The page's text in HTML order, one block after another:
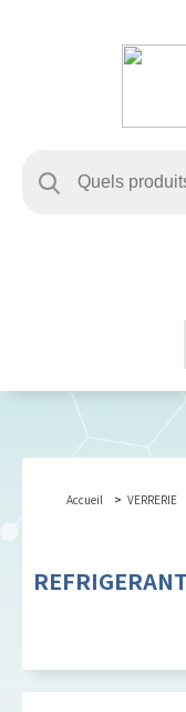
Accueil VERRERIE